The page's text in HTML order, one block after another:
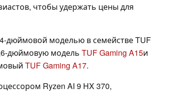
чтобы удержать цены для
дюймовой моделью в семействе TUF
дюймовую модель TUF Gaming A15и
TUF Gaming A17.
Ryzen AI 9 HX 370,